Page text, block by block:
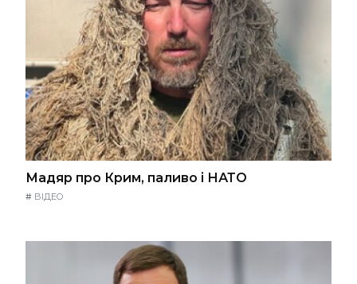
Мадяр про Крим, паливо і НАТО
# ВІДЕО